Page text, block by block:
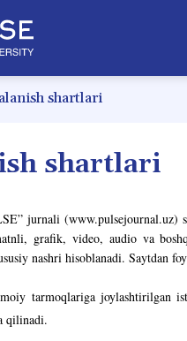
shartlari
shartlari
”jurnali(www.pulsejournal.uz)
grafik, video, audio va
nashri hisoblanadi. Saytdan
tarmoqlariga joylashtirilgan
qilinadi.